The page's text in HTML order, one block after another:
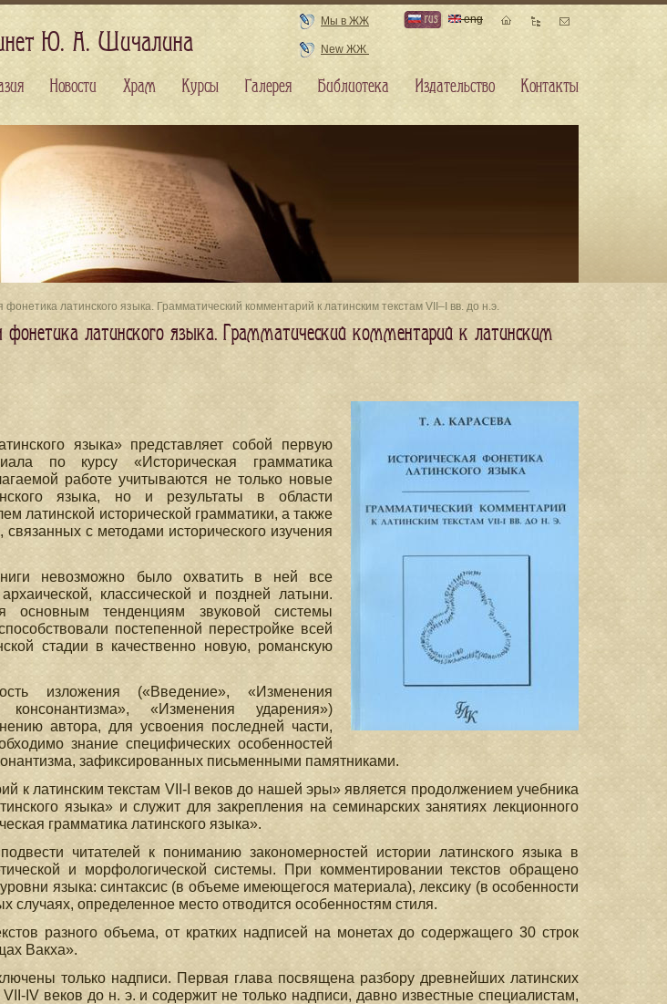
фонетика латинского языка. Грамматический комментарий к латинским текстам VII–I вв. до н.э.
фонетика латинского языка. Грамматический комментарий к латинским
языка» представляет собой первую
по курсу «Историческая грамматика
работе учитываются не только новые
языка, но и результаты в области
латинской исторической грамматики, а также
с методами исторического изучения
невозможно было охватить в ней все
классической и поздней латыни.
основным тенденциям звуковой системы
постепенной перестройке всей
стадии в качественно новую, романскую
изложения («Введение», «Изменения
«Изменения ударения»)
автора, для усвоения последней части,
знание специфических особенностей
зафиксированных письменными памятниками.
к латинским текстам VII-I веков до нашей эры» является продолжением учебника
языка» и служит для закрепления на семинарских занятиях лекционного
грамматика латинского языка».
читателей к пониманию закономерностей истории латинского языка в
и морфологической системы. При комментировании текстов обращено
языка: синтаксис (в объеме имеющегося материала), лексику (в особенности
случаях, определенное место отводится особенностям стиля.
разного объема, от кратких надписей на монетах до содержащего 30 строк
Вакха».
только надписи. Первая глава посвящена разбору древнейших латинских
IV веков до н. э. и содержит не только надписи, давно известные специалистам,
Ю. А. Шичалина
Мы в ЖЖ
New ЖЖ
rus eng
Новости Храм Курсы Галерея Библиотека Издательство Контакты